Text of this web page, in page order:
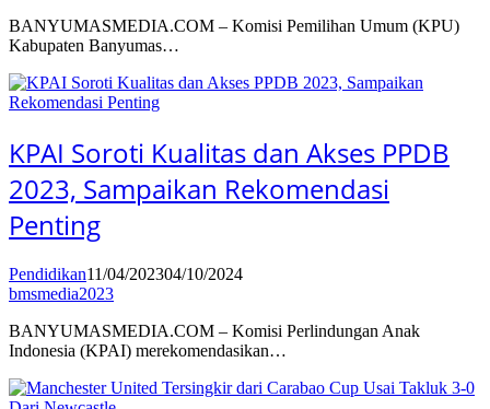
BANYUMASMEDIA.COM – Komisi Pemilihan Umum (KPU)
Kabupaten Banyumas…
KPAI Soroti Kualitas dan Akses PPDB
2023, Sampaikan Rekomendasi
Penting
Pendidikan11/04/202304/10/2024
bmsmedia2023
BANYUMASMEDIA.COM – Komisi Perlindungan Anak
Indonesia (KPAI) merekomendasikan…